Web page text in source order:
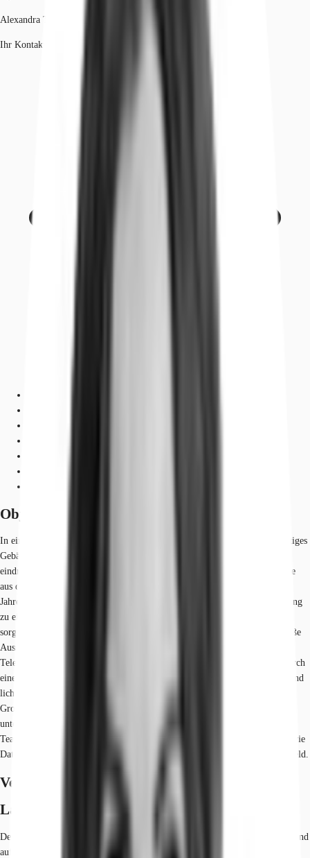
Alexandra Teich
Ihr Kontakt
Objekt
In einem der dynamischsten Quartiere Berlins präsentiert sich ein einzigartiges
Gebäudeensemble, das historischen Charme und moderne Arbeitswelten
eindrucksvoll vereint. Das denkmalgeschützte, ursprüngliche Hauptgebäude
aus dem frühen 20. Jahrhundert wurde durch einen Anbau aus den 1950er-
Jahren ergänzt und im Zuge einer umfassenden, denkmalgerechten Sanierung
zu einer repräsentativen Büroimmobilie entwickelt. Im Inneren treffen
sorgfältig restaurierte historische Elemente auf eine hochwertige, zeitgemäße
Ausstattung. Besonders eindrucksvoll ist die ehemalige Sortier- und
Telegrafen-Halle, deren aufwendig gestaltete, hohe Deckenkonstruktion durch
eine neu eingezogene Galerie-Ebene ergänzt wird, wodurch inspirierende und
lichtdurchflutete Arbeitsplätze mit Loft-Charakter entstanden sind.
Großzügige, offene Grundrissstrukturen fördern eine flexible Nutzung und
unterstützen sowohl interdisziplinäres Arbeiten als auch klassische
Teamstrukturen. Moderne Haustechnik, ein Aufzug und flexible Strom- sowie
Datenanschlüsse gewährleisten ein effizientes und komfortables Arbeitsumfeld.
Verfügbare Fläche
Lage und Verkehrsanbindung
Der Standort befindet sich im Herzen eines radikal im Wandel begriffenen und
aufstrebenden Ortsteils, der sich durch seine zentrale Lage innerhalb der